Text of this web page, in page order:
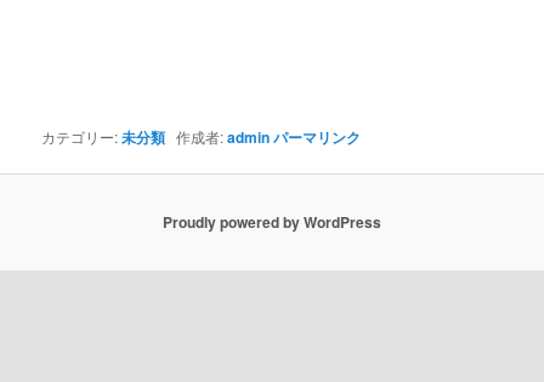
カテゴリー:未分類 作成者:adminパーマリンク
Proudly powered by WordPress